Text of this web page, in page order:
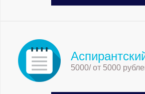
5000/ от 5000